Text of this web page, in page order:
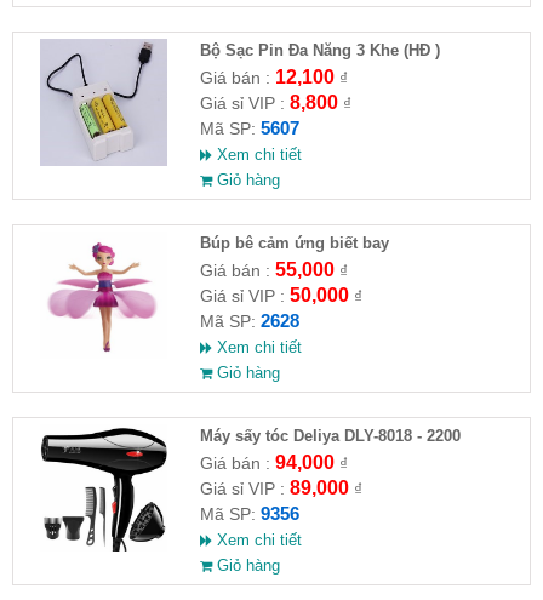
Bộ Sạc Pin Đa Năng 3 Khe (HĐ )
Giá bán : 12,100₫
Giá sỉ VIP : 8,800₫
Mã SP: 5607
Xem chi tiết
Giỏ hàng
​Búp bê cảm ứng biết bay
Giá bán : 55,000₫
Giá sỉ VIP : 50,000₫
Mã SP: 2628
Xem chi tiết
Giỏ hàng
Máy sấy tóc Deliya DLY-8018 - 2200
Giá bán : 94,000₫
Giá sỉ VIP : 89,000₫
Mã SP: 9356
Xem chi tiết
Giỏ hàng